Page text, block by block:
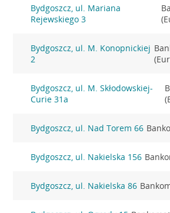
Bydgoszcz, ul. Mariana
Rejewskiego 3
Bydgoszcz, ul. M. Konopnickiej
2
Bydgoszcz, ul. M. Skłodowskiej-
Curie 31a
Bydgoszcz, ul. Nad Torem 66
Bydgoszcz, ul. Nakielska 156
Bydgoszcz, ul. Nakielska 86